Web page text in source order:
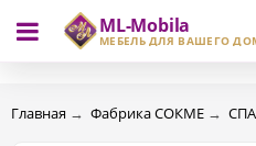
ML-Mobila
МЕБЕЛЬ ДЛЯ ВАШЕГО
RU RO
Главная → Фабрика СОКМЕ →